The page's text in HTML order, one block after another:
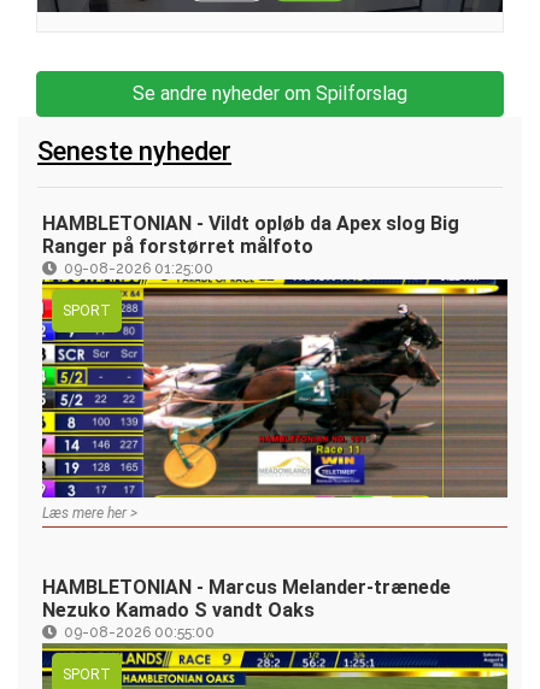
Se andre nyheder om Spilforslag
Seneste nyheder
HAMBLETONIAN - Vildt opløb da Apex slog Big
Ranger på forstørret målfoto
09-08-2026 01:25:00
SPORT
Læs mere her >
HAMBLETONIAN - Marcus Melander-trænede
Nezuko Kamado S vandt Oaks
09-08-2026 00:55:00
SPORT